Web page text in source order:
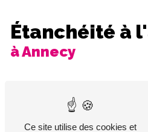
Étanchéité à
à Annecy
Spécialisé dans les
décorative et isolante
Nicolas EGGERMONT
Ce site utilise des cookies et